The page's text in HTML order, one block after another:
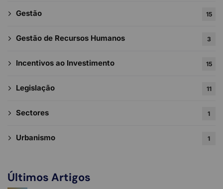
Gestão 15
Gestão de Recursos Humanos 3
Incentivos ao Investimento 15
Legislação 11
Sectores 1
Urbanismo 1
Últimos Artigos